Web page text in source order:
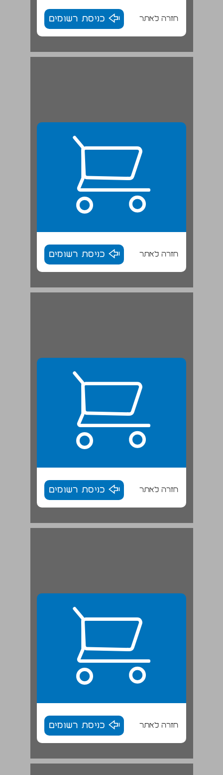
חזרה לאתר כניסת רשומים
חזרה לאתר כניסת רשומים
חזרה לאתר כניסת רשומים
חזרה לאתר כניסת רשומים